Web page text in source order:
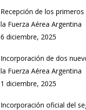
Recepción de los
la Fuerza Aérea Argentina
6 diciembre, 2025
Incorporación de dos
la Fuerza Aérea Argentina
1 diciembre, 2025
Incorporación oficial del